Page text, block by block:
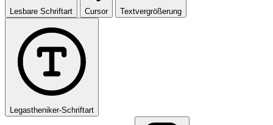
Lesbare Schriftart Cursor Textvergrößerung
Legastheniker-Schriftart